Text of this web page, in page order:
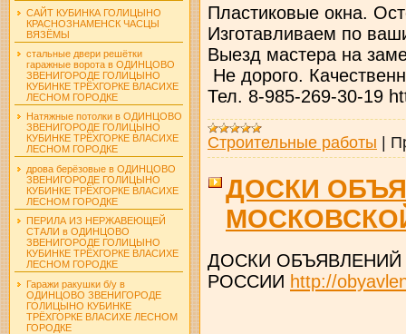
САЙТ КУБИНКА ГОЛИЦЫНО
КРАСНОЗНАМЕНСК ЧАСЦЫ
ВЯЗЁМЫ
стальные двери решётки
гаражные ворота в ОДИНЦОВО
ЗВЕНИГОРОДЕ ГОЛИЦЫНО
КУБИНКЕ ТРЁХГОРКЕ ВЛАСИХЕ
ЛЕСНОМ ГОРОДКЕ
Натяжные потолки в ОДИНЦОВО
ЗВЕНИГОРОДЕ ГОЛИЦЫНО
КУБИНКЕ ТРЁХГОРКЕ ВЛАСИХЕ
ЛЕСНОМ ГОРОДКЕ
дрова берёзовые в ОДИНЦОВО
ЗВЕНИГОРОДЕ ГОЛИЦЫНО
КУБИНКЕ ТРЁХГОРКЕ ВЛАСИХЕ
ЛЕСНОМ ГОРОДКЕ
ПЕРИЛА ИЗ НЕРЖАВЕЮЩЕЙ
СТАЛИ в ОДИНЦОВО
ЗВЕНИГОРОДЕ ГОЛИЦЫНО
КУБИНКЕ ТРЁХГОРКЕ ВЛАСИХЕ
ЛЕСНОМ ГОРОДКЕ
Гаражи ракушки б/у в
ОДИНЦОВО ЗВЕНИГОРОДЕ
ГОЛИЦЫНО КУБИНКЕ
ТРЁХГОРКЕ ВЛАСИХЕ ЛЕСНОМ
ГОРОДКЕ
Пластиковые окна.
Изготавливаем по
Выезд мастера на
Не дорого.
Тел. 8-985-269-30-19
Строительные работы |
ДОСКИ
ДОСКИ
РОССИИ http://